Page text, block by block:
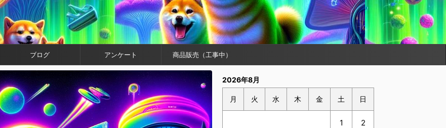
ブログ アンケート 商品販売（工事中）
2026年8月
月 火 水 木 金 土 日
1 2